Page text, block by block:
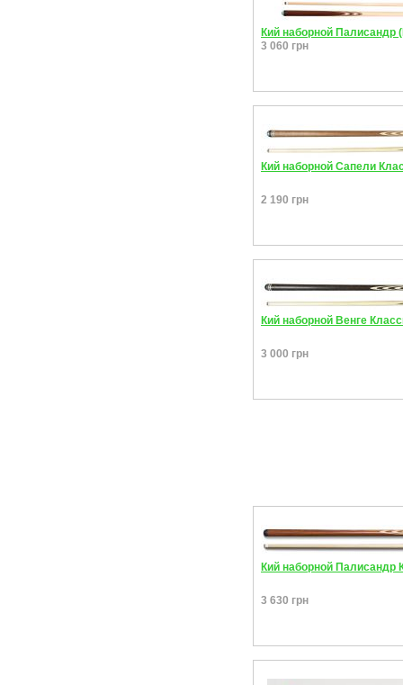
Кий наборной Палисандр
3 060 грн
Кий наборной Сапели
2 190 грн
Кий наборной Венге
3 000 грн
Кий наборной Палисандр
3 630 грн